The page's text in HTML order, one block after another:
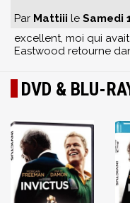
Par Mattiii le Samedi
excellent, moi qui
Eastwood retourne
DVD & BLU-